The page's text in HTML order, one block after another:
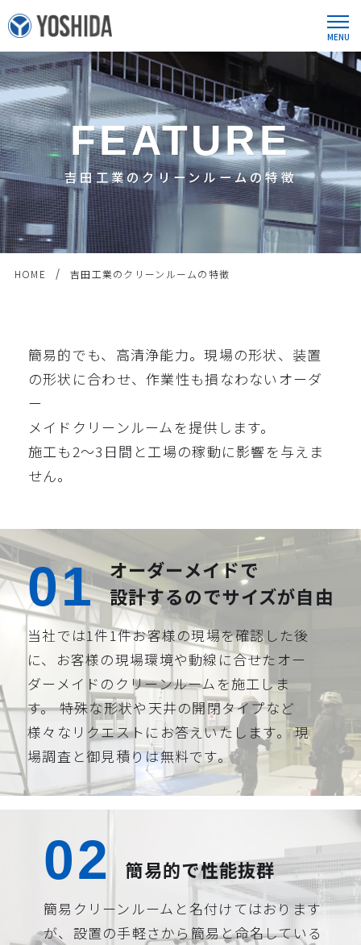
FEATURE
吉田工業のクリーンルームの特徴
HOME 吉田工業のクリーンルームの特徴
簡易的でも、高清浄能力。現場の形状、装置
の形状に合わせ、作業性も損なわないオーダ
ー
メイドクリーンルームを提供します。
施工も2～3日間と工場の稼動に影響を与えま
せん。
オーダーメイドで
設計するのでサイズが自由
当社では1件1件お客様の現場を確認した後
に、お客様の現場環境や動線に合せたオー
ダーメイドのクリーンルームを施工しま
す。 特殊な形状や天井の開閉タイプなど
様々なリクエストにお答えいたします。 現
場調査と御見積りは無料です。
簡易的で性能抜群
簡易クリーンルームと名付けてはおります
が、設置の手軽さから簡易と命名している